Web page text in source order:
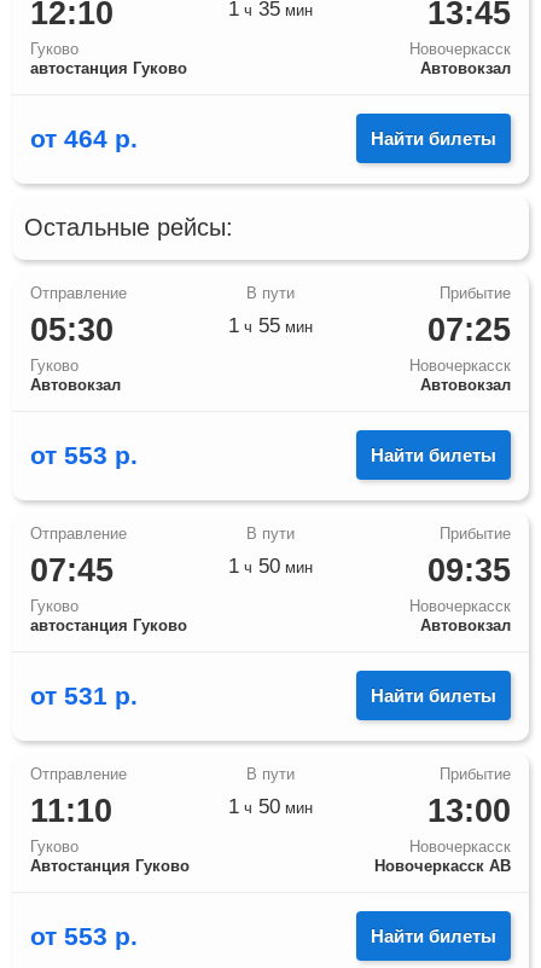
12:10
Гуково
автостанция Гуково
13:45
Новочеркасск
Автовокзал
1 ч 35 мин
от 464 р. Найти билеты
Остальные рейсы:
05:30
Гуково
Автовокзал
07:25
Новочеркасск
Автовокзал
1 ч 55 мин
от 553 р. Найти билеты
07:45
Гуково
автостанция Гуково
09:35
Новочеркасск
Автовокзал
1 ч 50 мин
от 531 р. Найти билеты
11:10
Гуково
Автостанция Гуково
13:00
Новочеркасск
Новочеркасск АВ
1 ч 50 мин
от 553 р. Найти билеты